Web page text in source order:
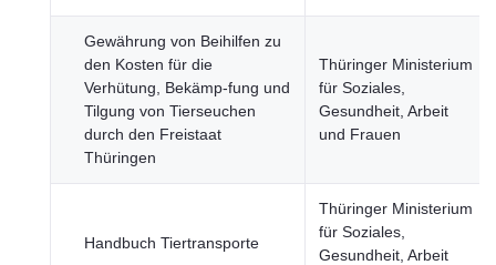
Gewährung von Beihilfen zu
den Kosten für die
Verhütung, Bekämp-fung und
Tilgung von Tierseuchen
durch den Freistaat
Thüringen
Thüringer Ministerium
für Soziales,
Gesundheit, Arbeit
und Frauen
Handbuch Tiertransporte
Thüringer Ministerium
für Soziales,
Gesundheit, Arbeit